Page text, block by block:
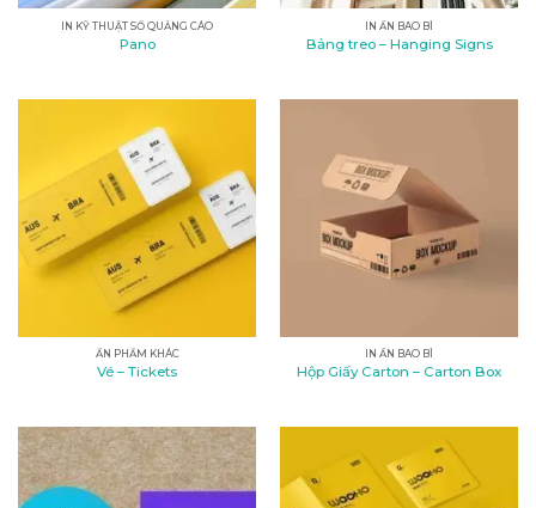
IN KỸ THUẬT SỐ QUẢNG CÁO
Pano
IN ẤN BAO BÌ
Bảng treo – Hanging Signs
ẤN PHẨM KHÁC
Vé – Tickets
IN ẤN BAO BÌ
Hộp Giấy Carton – Carton Box